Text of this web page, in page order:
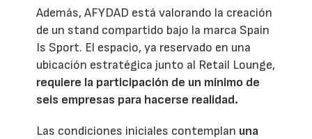
Además, AFYDAD está valorando la creación
de un stand compartido bajo la marca Spain
Is Sport. El espacio, ya reservado en una
ubicación estratégica junto al Retail Lounge,
requiere la participación de un mínimo de
seis empresas para hacerse realidad.
Las condiciones iniciales contemplan una